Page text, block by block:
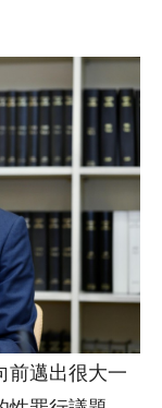
前邁出很大一